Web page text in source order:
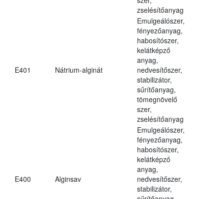
zselésítőanyag
E401 Nátrium-alginát
Emulgeálószer,
fényezőanyag,
habosítószer,
kelátképző
anyag,
nedvesítőszer,
stabilizátor,
sűrítőanyag,
tömegnövelő
szer,
zselésítőanyag
E400 Alginsav
Emulgeálószer,
fényezőanyag,
habosítószer,
kelátképző
anyag,
nedvesítőszer,
stabilizátor,